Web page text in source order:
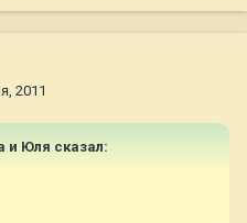
2011
и Юля сказал: